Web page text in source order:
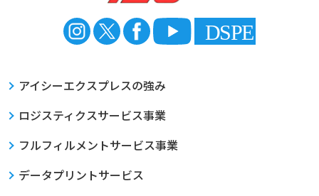
アイシーエクスプレスの強み
ロジスティクスサービス事業
フルフィルメントサービス事業
データプリントサービス